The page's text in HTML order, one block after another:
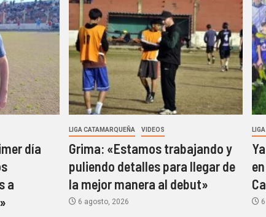
día
a
LIGA CATAMARQUEÑA VIDEOS
Grima: «Estamos trabajando y
puliendo detalles para llegar de
la mejor manera al debut»
6 agosto, 2026